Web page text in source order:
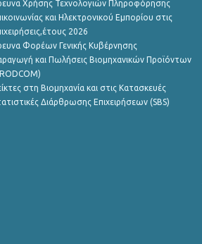
Χρήσης Τεχνολογιών Πληροφόρησης
και Ηλεκτρονικού Εμπορίου στις
2026
Φορέων Γενικής Κυβέρνησης
και Πωλήσεις Βιομηχανικών Προϊόντων
στη Βιομηχανία και στις Κατασκευές
Διάρθρωσης Επιχειρήσεων (SBS)